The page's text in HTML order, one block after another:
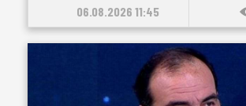
06.08.2026 11:45